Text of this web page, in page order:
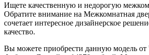
Ищете качественную и недорогую
Обратите внимание на Межкомнатная
сочетает интересное дизайнерское
качество.
Вы можете приобрести данную модель от